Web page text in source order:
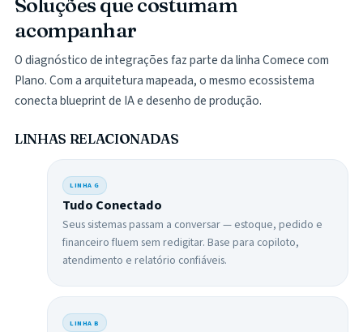
acompanhar
O diagnóstico de integrações faz parte da linha Comece com
Plano. Com a arquitetura mapeada, o mesmo ecossistema
conecta blueprint de IA e desenho de produção.
LINHAS RELACIONADAS
LINHAG
Tudo Conectado
Seus sistemas passam a conversar — estoque, pedido e
financeiro fluem sem redigitar. Base para copiloto,
atendimento e relatório confiáveis.
LINHAB